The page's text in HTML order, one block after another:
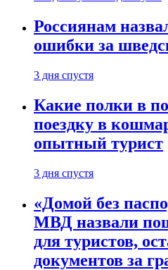
Россиянам
ошибки за
3 дня спустя
Какие полки в
поездку в
опытный турист
3 дня спустя
«Домой без
МВД назвали
для туристов,
документов за